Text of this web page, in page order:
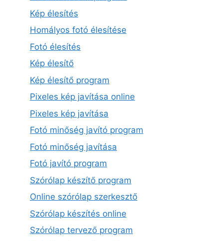
Kép élesítés
Homályos fotó élesítése
Fotó élesítés
Kép élesítő
Kép élesítő program
Pixeles kép javítása online
Pixeles kép javítása
Fotó minőség javító program
Fotó minőség javítása
Fotó javító program
Szórólap készítő program
Online szórólap szerkesztő
Szórólap készítés online
Szórólap tervező program